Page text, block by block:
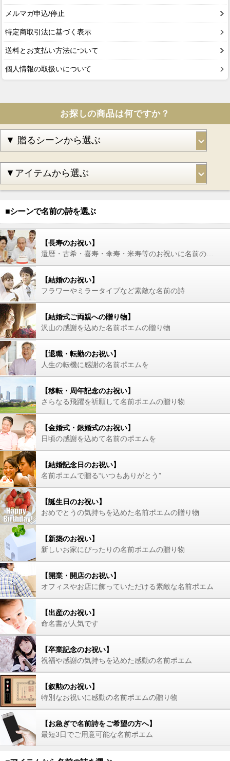
メルマガ申込/停止
特定商取引法に基づく表示
送料とお支払い方法について
個人情報の取扱いについて
お探しの商品は何ですか？
■シーンで名前の詩を選ぶ
【長寿のお祝い】
【結婚のお祝い】
フラワーやミラータイプなど素敵な名前の詩
【結婚式ご両親への贈り物】
沢山の感謝を込めた名前ポエムの贈り物
【退職・転勤のお祝い】
人生の転機に感謝の名前ポエムを
【移転・周年記念のお祝い】
さらなる飛躍を祈願して名前ポエムの贈り物
【金婚式・銀婚式のお祝い】
日頃の感謝を込めて名前のポエムを
【結婚記念日のお祝い】
名前ポエムで贈る“いつもありがとう”
【誕生日のお祝い】
おめでとうの気持ちを込めた名前ポエムの贈り物
【新築のお祝い】
新しいお家にぴったりの名前ポエムの贈り物
【開業・開店のお祝い】
オフィスやお店に飾っていただける素敵な名前ポエム
【出産のお祝い】
命名書が人気です
【卒業記念のお祝い】
祝福や感謝の気持ちを込めた感動の名前ポエム
【叙勲のお祝い】
特別なお祝いに感動の名前ポエムの贈り物
【お急ぎで名前詩をご希望の方へ】
最短3日でご用意可能な名前ポエム